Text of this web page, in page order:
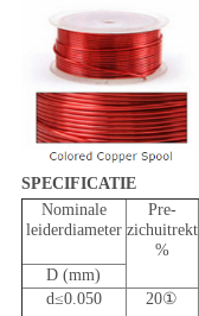
SPECIFICATIE
Nominale
leiderdiameter
Pre-
zichuitrekt
%
D (mm)
d≤0.050
20①